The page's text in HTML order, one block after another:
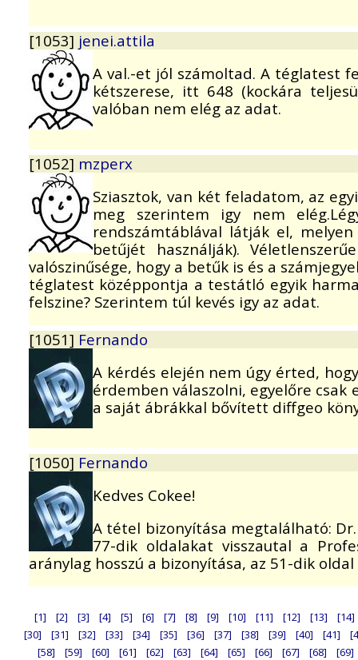
[1053] jenei.attila
A val.-et jól számoltad. A téglatest
kétszerese, itt 648 (kockára
valóban nem elég az adat.
[1052] mzperx
Sziasztok, van két feladatom, az
meg szerintem igy nem
rendszámtáblával látják el,
betűjét használják).
valószinűsége, hogy a betűk is és a
téglatest középpontja a testátló egyik
felszine? Szerintem túl kevés igy az adat.
[1051] Fernando
A kérdés elején nem úgy érted,
érdemben válaszolni, egyelőre
a saját ábrákkal bővített diffgeo
[1050] Fernando
Kedves Cokee!
A tétel bizonyítása megtalálható:
77-dik oldalakat visszautal a
aránylag hosszú a bizonyítása, az 51-dik
[1] [2] [3] [4] [5] [6] [7] [8] [9] [10] [11] [12] [13]
[14]
[30]
[31] [32] [33] [34] [35] [36] [37] [38] [39] [40] [41]
[58]
[59] [60] [61] [62] [63] [64] [65] [66] [67] [68]
[69]